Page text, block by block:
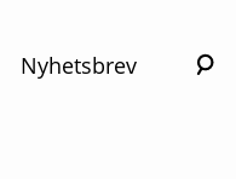
Nyhetsbrev